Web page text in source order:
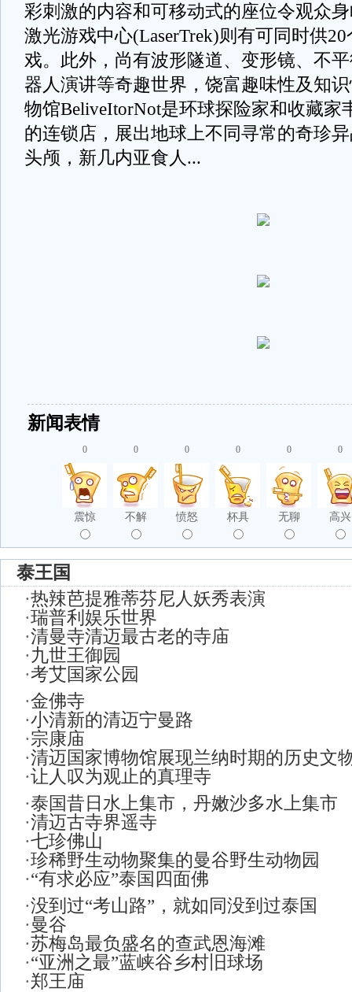
彩刺激的内容和可移动式的座位令观众
激光游戏中心(LaserTrek)则有可同时供
戏。此外，尚有波形隧道、变形镜、不
器人演讲等奇趣世界，饶富趣味性及知
物馆BeliveItorNot是环球探险家和收藏家
的连锁店，展出地球上不同寻常的奇珍
头颅，新几内亚食人...
新闻表情
0
震惊
0
不解
0
愤怒
0
杯具
0
无聊
0
高兴
泰王国
·热辣芭提雅蒂芬尼人妖秀表演
·瑞普利娱乐世界
·清曼寺清迈最古老的寺庙
·九世王御园
·考艾国家公园
·金佛寺
·小清新的清迈宁曼路
·宗康庙
·清迈国家博物馆展现兰纳时期的历史文
·让人叹为观止的真理寺
·泰国昔日水上集市，丹嫩沙多水上集市
·清迈古寺界遥寺
·七珍佛山
·珍稀野生动物聚集的曼谷野生动物园
·“有求必应”泰国四面佛
·没到过“考山路”，就如同没到过泰国
·曼谷
·苏梅岛最负盛名的查武恩海滩
·“亚洲之最”蓝峡谷乡村旧球场
·郑王庙